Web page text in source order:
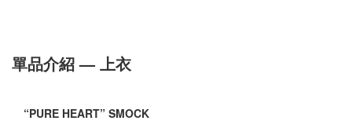
單品介紹 — 上衣
“PURE HEART” SMOCK